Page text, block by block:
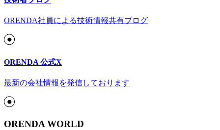
ORENDA社員による技術情報共有ブログ
ORENDA 公式X
最新の会社情報を発信しております
ORENDA WORLD